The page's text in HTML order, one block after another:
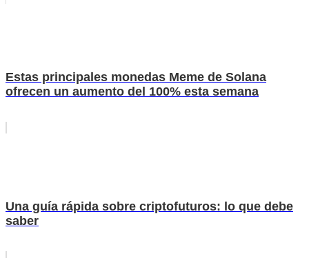
Estas principales monedas Meme de Solana
ofrecen un aumento del 100% esta semana
Una guía rápida sobre criptofuturos: lo que debe
saber